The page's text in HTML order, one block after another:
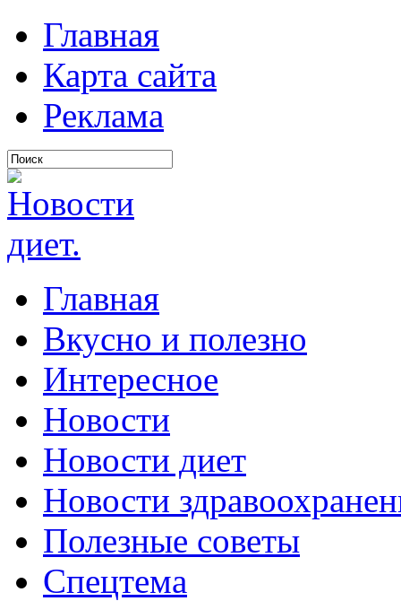
Главная
Карта сайта
Реклама
Главная
Вкусно и полезно
Интересное
Новости
Новости диет
Новости
Полезные советы
Спецтема